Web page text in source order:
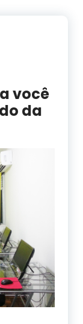
você
da